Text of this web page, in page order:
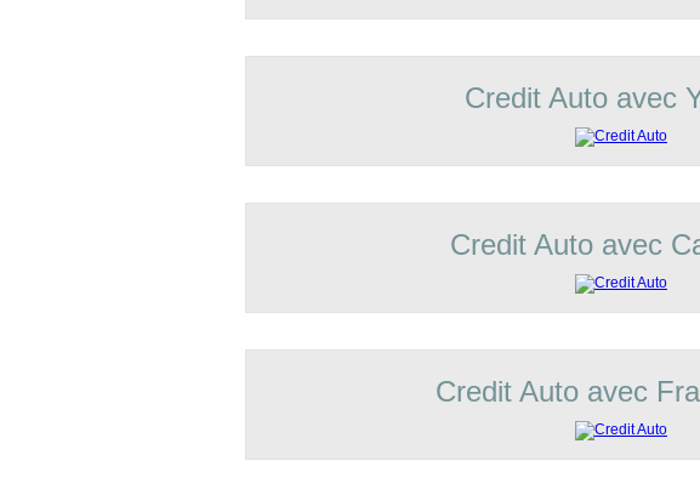
Credit Auto avec
Credit Auto avec
Credit Auto avec